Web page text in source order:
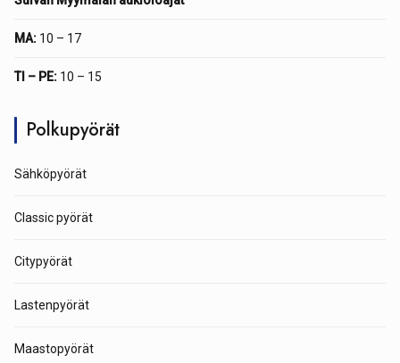
MA: 10 – 17
TI – PE: 10 – 15
Polkupyörät
Sähköpyörät
Classic pyörät
Citypyörät
Lastenpyörät
Maastopyörät